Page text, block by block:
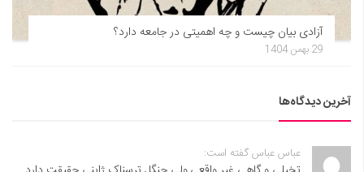
آزادی بیان چیست و چه اهمیتی در جامعه دارد؟
29 بهمن 1404
آخرین دیدگاه‌ها
عباس عباس گفته است: